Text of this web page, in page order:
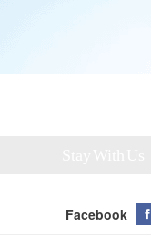
Facebook